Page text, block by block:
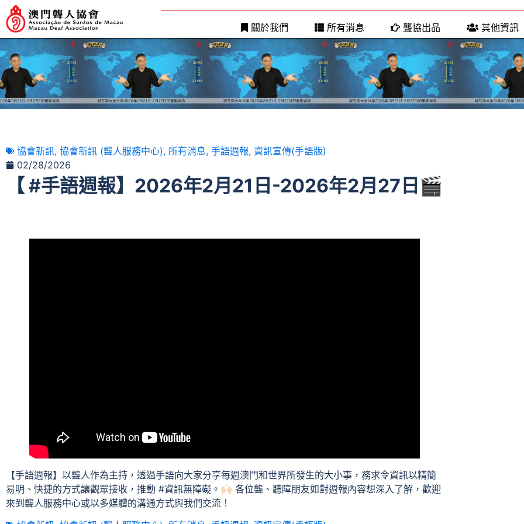
關於我們 所有消息 聾協出品 其他資訊
協會新訊, 協會新訊 (聾人服務中心), 所有消息, 手語週報, 資訊宣傳(手語版)
02/28/2026
【 #手語週報】2026年2月21日-2026年2月27日🎬
【手語週報】以聾人作為主持，透過手語向大家分享每週澳門和世界所發生的大小事，務求令資訊以精簡
易明、快捷的方式讓觀眾接收，推動 #資訊無障礙。🙌🏻 各位聾、聽障朋友如對週報內容想深入了解，歡迎
來到聾人服務中心或以多媒體的溝通方式與我們交流！